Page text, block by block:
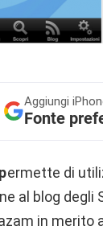
Aggiungi
Fonte
ermette di
al blog
in merito